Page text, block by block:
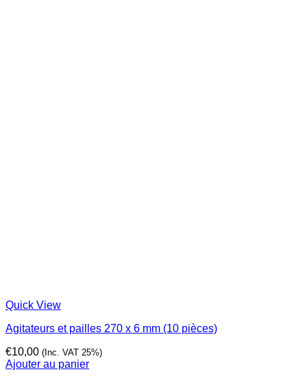
Quick View
Agitateurs et pailles 270 x 6 mm (10 pièces)
€10,00 (Inc. VAT 25%)
Ajouter au panier